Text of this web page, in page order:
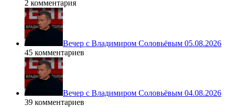
2 комментария
Вечер с Владимиром Соловьёвым 05.08.2026
45 комментариев
Вечер с Владимиром Соловьёвым 04.08.2026
39 комментариев